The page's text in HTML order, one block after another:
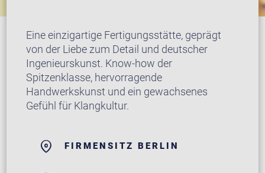
Eine einzigartige Fertigungsstätte, geprägt
von der Liebe zum Detail und deutscher
Ingenieurskunst. Know-how der
Spitzenklasse, hervorragende
Handwerkskunst und ein gewachsenes
Gefühl für Klangkultur.
FIRMENSITZ BERLIN